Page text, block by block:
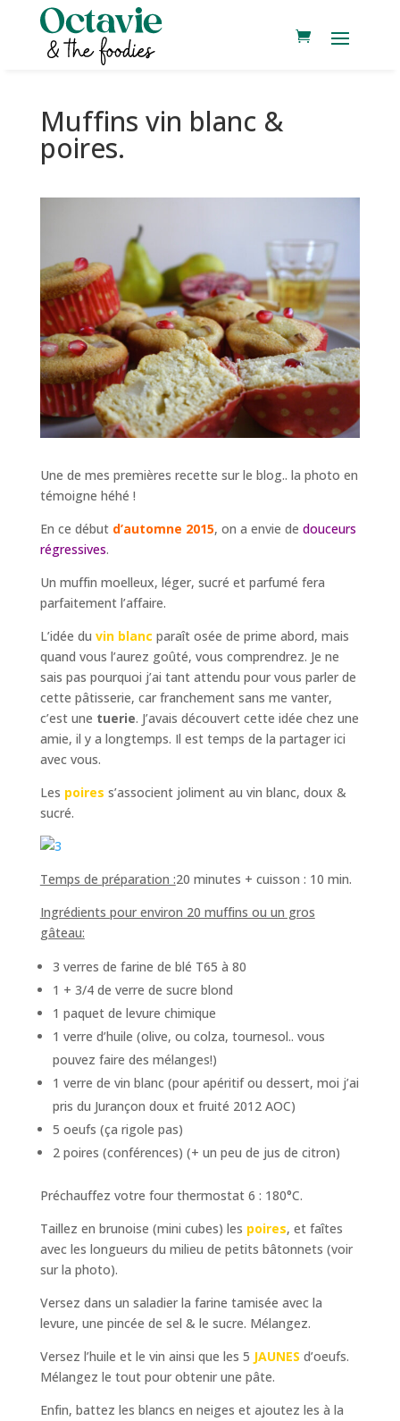
Muffins vin blanc &
poires.
Une de mes premières recette sur le blog.. la photo en
témoigne héhé !
En ce début d’automne 2015, on a envie de douceurs
régressives.
Un muffin moelleux, léger, sucré et parfumé fera
parfaitement l’affaire.
L’idée du vin blanc paraît osée de prime abord, mais
quand vous l’aurez goûté, vous comprendrez. Je ne
sais pas pourquoi j’ai tant attendu pour vous parler de
cette pâtisserie, car franchement sans me vanter,
c’est une tuerie. J’avais découvert cette idée chez une
amie, il y a longtemps. Il est temps de la partager ici
avec vous.
Les poires s’associent joliment au vin blanc, doux &
sucré.
Temps de préparation :20 minutes + cuisson : 10 min.
Ingrédients pour environ 20 muffins ou un gros
gâteau:
3 verres de farine de blé T65 à 80
1 + 3/4 de verre de sucre blond
1 paquet de levure chimique
1 verre d’huile (olive, ou colza, tournesol.. vous
pouvez faire des mélanges!)
1 verre de vin blanc (pour apéritif ou dessert, moi j’ai
pris du Jurançon doux et fruité 2012 AOC)
5 oeufs (ça rigole pas)
2 poires (conférences) (+ un peu de jus de citron)
Préchauffez votre four thermostat 6 : 180°C.
Taillez en brunoise (mini cubes) les poires, et faîtes
avec les longueurs du milieu de petits bâtonnets (voir
sur la photo).
Versez dans un saladier la farine tamisée avec la
levure, une pincée de sel & le sucre. Mélangez.
Versez l’huile et le vin ainsi que les 5 JAUNES d’oeufs.
Mélangez le tout pour obtenir une pâte.
Enfin, battez les blancs en neiges et ajoutez les à la